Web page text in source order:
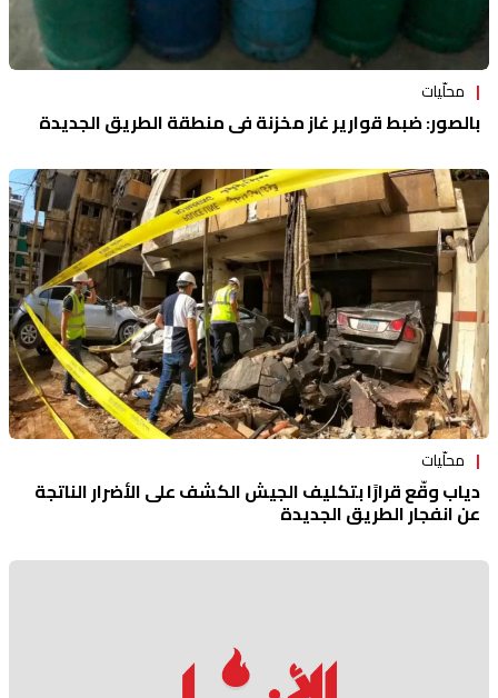
محلّيات
بالصور: ضبط قوارير غاز مخزنة في منطقة الطريق الجديدة
محلّيات
دياب وقّع قرارًا بتكليف الجيش الكشف على الأضرار الناتجة
عن انفجار الطريق الجديدة